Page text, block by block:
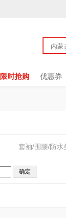
限时抢购 优惠券
套袖/围腰/防水